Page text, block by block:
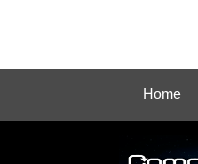
Home